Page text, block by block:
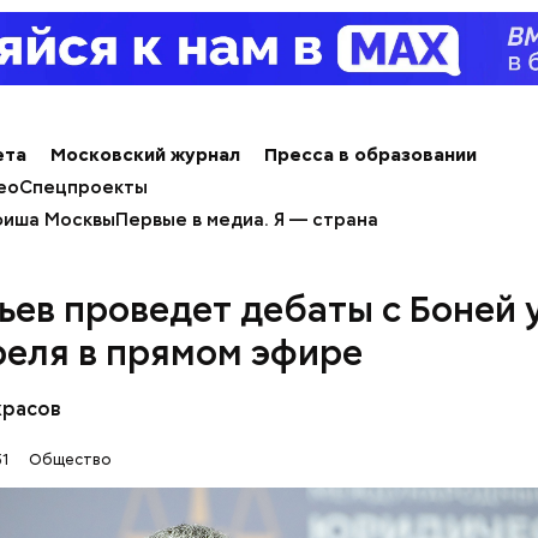
Московский журнал
Пресса в образовании
Спецпроекты
МосквыПервые в медиа. Я — страна
проведет дебаты с Боней
в прямом эфире
Общество
дождя